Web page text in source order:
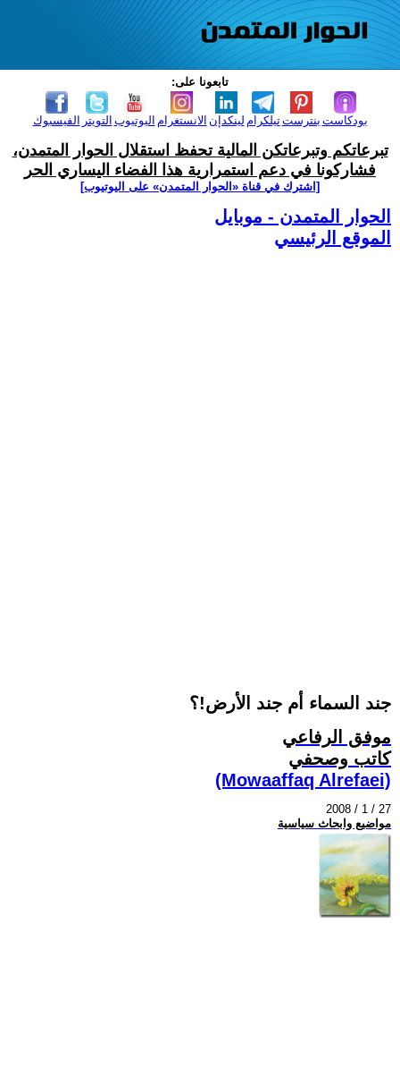
تابعونا على:
الفيسبوك التويتر اليوتيوب الانستغرام لينكدإن تيلكرامبنترست بودكاست
تبرعاتكم وتبرعاتكن المالية تحفظ استقلال الحوار المتمدن،
فشاركونا في دعم استمرارية هذا الفضاء اليساري الحر
[اشترك في قناة ‫«الحوار المتمدن» على اليوتيوب]
الحوار المتمدن - موبايل
الموقع الرئيسي
جند السماء أم جند الأرض!؟
موفق الرفاعي
كاتب وصحفي
(Mowaaffaq Alrefaei)
2008 / 1 / 27
مواضيع وابحاث سياسية